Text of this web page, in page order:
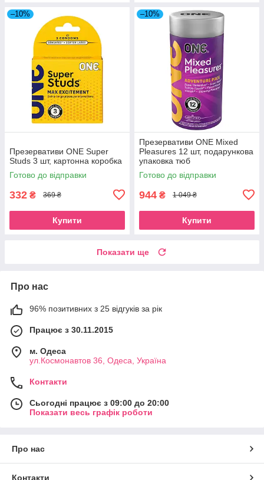
–10%
Презервативи ONE Super
Studs 3 шт, картонна коробка
Готово до відправки
332 ₴ 369 ₴
Купити
–10%
Презервативи ONE Mixed
Pleasures 12 шт, подарункова
упаковка тюб
Готово до відправки
944 ₴ 1 049 ₴
Купити
Показати ще
Про нас
96% позитивних з 25 відгуків за рік
Працює з 30.11.2015
м. Одеса
ул.Космонавтов 36, Одеса, Україна
Контакти
Сьогодні працює з 09:00 до 20:00
Показати весь графік роботи
Про нас
Контакти